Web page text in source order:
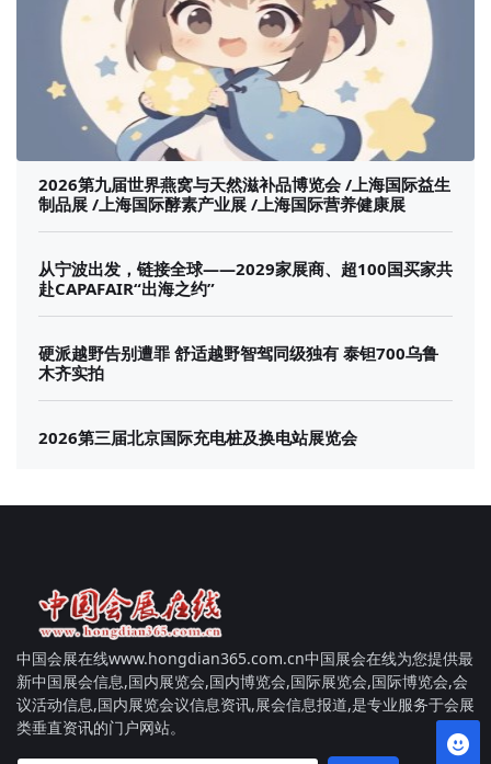
2026第九届世界燕窝与天然滋补品博览会 /上海国际益生
制品展 /上海国际酵素产业展 /上海国际营养健康展
从宁波出发，链接全球——2029家展商、超100国买家共
赴CAPAFAIR“出海之约”
硬派越野告别遭罪 舒适越野智驾同级独有 泰钽700乌鲁
木齐实拍
2026第三届北京国际充电桩及换电站展览会
中国会展在线www.hongdian365.com.cn中国展会在线为您提供最
新中国展会信息,国内展览会,国内博览会,国际展览会,国际博览会,会
议活动信息,国内展览会议信息资讯,展会信息报道,是专业服务于会展
类垂直资讯的门户网站。